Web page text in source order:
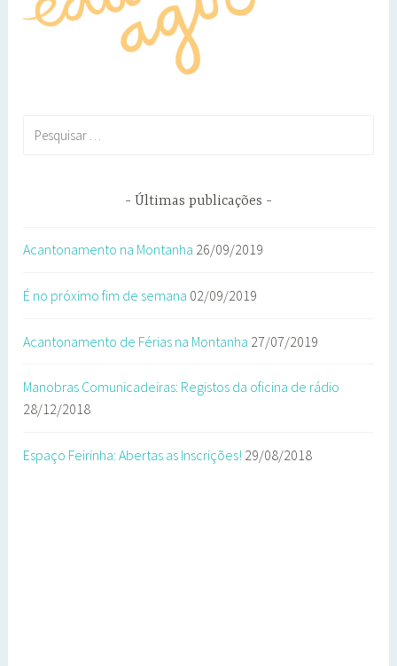
Últimas publicações
Acantonamento na Montanha 26/09/2019
É no próximo fim de semana 02/09/2019
Acantonamento de Férias na Montanha 27/07/2019
Manobras Comunicadeiras: Registos da oficina de rádio
28/12/2018
Espaço Feirinha: Abertas as Inscrições! 29/08/2018